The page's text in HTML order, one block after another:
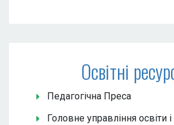
Освітні
Педагогічна Преса
Головне управління освіти